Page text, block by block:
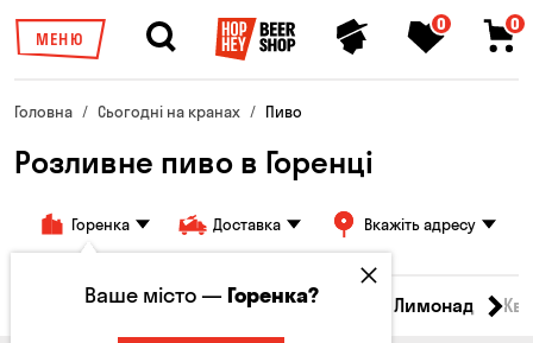
МЕНЮ
0 0
Головна Сьогодні на кранах Пиво
Розливне пиво в Горенці
Горенка Доставка Вкажіть адресу
Всі товари Пиво Сидр Лимонад
Ваше місто —Горенка?